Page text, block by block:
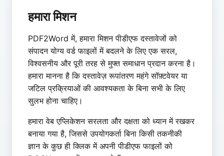
हमारा मिशन
PDF2Word में, हमारा मिशन पीडीएफ दस्तावेजों को
संपादन योग्य वर्ड फाइलों में बदलने के लिए एक सरल,
विश्वसनीय और पूरी तरह से मुफ्त समाधान प्रदान करना है।
हमारा मानना है कि दस्तावेज़ रूपांतरण महंगे सॉफ़्टवेयर या
जटिल प्रक्रियाओं की आवश्यकता के बिना सभी के लिए
सुलभ होना चाहिए।
हमारा वेब एप्लिकेशन सरलता और दक्षता को ध्यान में रखकर
बनाया गया है, जिससे उपयोगकर्ता बिना किसी तकनीकी
ज्ञान के कुछ ही क्लिक में अपनी पीडीएफ फाइलों को